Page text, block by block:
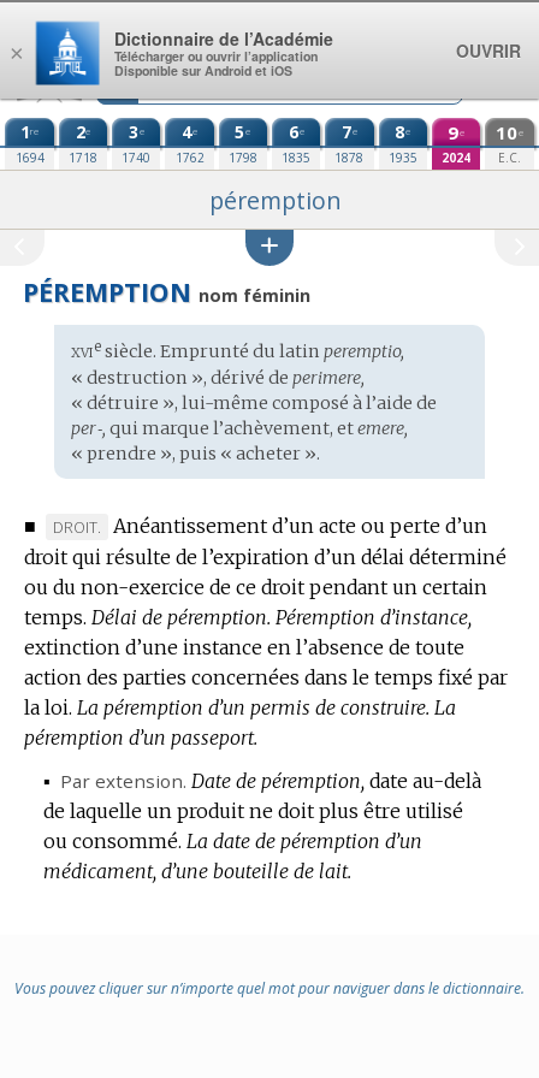
Aller au contenu
1re
1694
2e
1718
3e
1740
4e
1762
5e
1798
6e
1835
7e
1878
8e
1935
9e
2024
10e
E.C.
péremption
PÉREMPTION nom féminin
Étymologie
:
xviesiècle. Emprunté du latin peremptio,
« destruction », dérivé de perimere,
« détruire », lui-même composé à l’aide de
per‑, qui marque l’achèvement, etemere,
« prendre », puis « acheter ».
■
MARQUE
DE
DOMAINE
:
DROIT.
Anéantissement d’un acte ou perte d’un
droit qui résulte de l’expiration d’un délai déterminé
ou du non-exercice de ce droit pendant un certain
temps. Délai de péremption. Péremption d’instance,
extinction d’une instance en l’absence de toute
action des parties concernées dans le temps fixé par
la loi. La péremption d’un permis de construire. La
péremption d’un passeport.
▪ Par extension. Date de péremption, date au-delà
de laquelle un produit ne doit plus être utilisé
ou consommé. La date de péremption d’un
médicament, d’une bouteille de lait.
Vous pouvez cliquer sur n’importe quel mot pour naviguer dans le dictionnaire.
×
Dictionnaire de l’Académie
Télécharger ou ouvrir l’application
Disponible sur Android et iOS
OUVRIR